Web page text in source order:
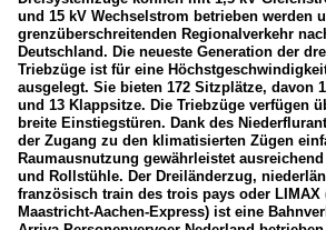
und 15 kV Wechselstrom betrieben werden
grenzüberschreitenden Regionalverkehr
Deutschland. Die neueste Generation der
Triebzüge ist für eine
ausgelegt. Sie bieten 172 Sitzplätze, davon
und 13 Klappsitze. Die Triebzüge verfügen
breite Einstiegstüren. Dank des
der Zugang zu den klimatisierten Zügen
Raumausnutzung gewährleistet
und Rollstühle. Der Dreiländerzug,
französisch train des trois pays oder LIMAX
Maastricht-Aachen-Express) ist eine